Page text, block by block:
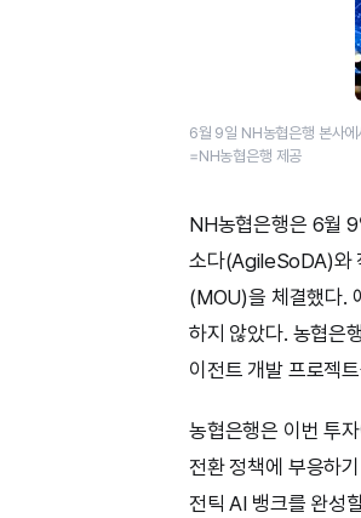
6월 9일 NH농협은행 본사에
=NH농협은행 제공
NH농협은행은 6월 9
소다(AgileSoDA)와
(MOU)을 체결했다.
하지 않았다. 농협은
이전트 개발 프로젝
농협은행은 이번 투
전환 정책에 부응하
전틱 AI 뱅크를 완성